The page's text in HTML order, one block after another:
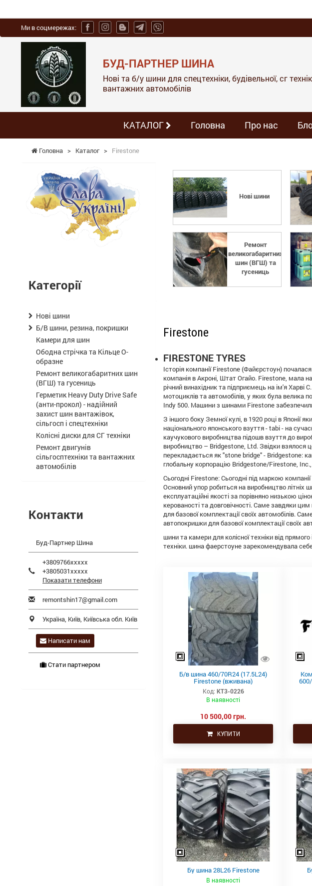
Ми в соцмережах:
БУД-ПАРТНЕР ШИНА
Нові та б/у шини для спецтехніки, будівельної, сг
вантажних автомобілів
КАТАЛОГ Головна Про нас
Головна > Каталог > Firestone
Нові шини
Ремонт
великогабаритних
шин (ВГШ) та
гусениць
Firestone
FIRESTONE TYRES
Історія компанії Firestone (Файєрстоун)
компанія в Акроні, Штат Огайо. Firestone, мала
річний винахідник та підприємець на ім'я
мотоциклів та автомобілів, у яких була велика
Indy 500. Машини з шинами Firestone
З іншого боку Земної кулі, в 1920 році в Японії
національного японського взуття - tabi - на
каучукового виробництва підошв взуття до
виробництво – Bridgestone, Ltd. Звідки взялося
перекладається як "stone bridge" - Bridgestone:
глобальну корпорацію Bridgestone/Firestone,
Сьогодні Firestone: Сьогодні під маркою
Основний упор робиться на виробництво
експлуатаційні якості за порівняно низькою
керованості та довговічності. Саме завдяки
для базової комплектації своїх автомобілів.
автопокришки для базової комплектації своїх
шини та камери для колісної техніки від
техніки. шина фаерстоуне зарекомендувала
Б/в шина 460/70R24 (17.5L24)
Firestone (вживана)
Код: КТ3-0226
В наявності
10 500,00 грн.
КУПИТИ
Бу шина 28L26 Firestone
В наявності
Категорії
Нові шини
Б/В шини, резина, покришки
Камери для шин
Ободна стрічка та Кільце О-
образне
Ремонт великогабаритних шин
(ВГШ) та гусениць
Герметик Heavy Duty Drive Safe
(анти-прокол) - надійний
захист шин вантажівок,
сільгосп і спецтехніки
Колісні диски для СГ техніки
Ремонт двигунів
сільгосптехніки та вантажних
автомобілів
Контакти
Буд-Партнер Шина
+3809766xxxxx
+3805031xxxxx
Показати телефони
remontshin17@gmail.com
Україна, Київ Київська обл. Київ
Написати нам
Стати партнером